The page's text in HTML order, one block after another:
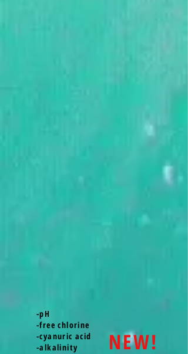
-pH
-free chlorine
-cyanuric acid
-alkalinity
NEW!